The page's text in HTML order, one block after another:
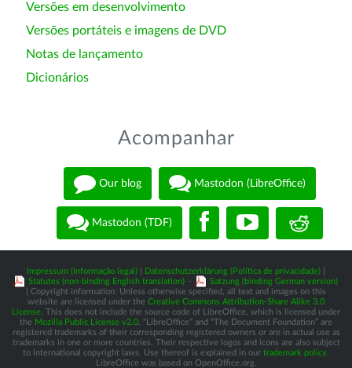
Versões em desenvolvimento
Versões portáteis e imagens de DVD
Notas de lançamento
Dicionários
Acompanhar
Our blog Mastodon (LibreOffice)
Mastodon (TDF)
Impressum (Informação legal) Datenschutzerklärung (Política de privacidade)
Statutes (non-binding English translation) -
Satzung (binding German version)
| Copyright information: Unless otherwise specified, all text and images on this
website are licensed under the Creative Commons Attribution-Share Alike 3.0
License . This does not include the source code of LibreOffice, which is licensed under
the Mozilla Public License v2.0 . “LibreOffice” and “The Document Foundation” are
registered trademarks of their corresponding registered owners or are in actual use as
trademarks in one or more countries. Their respective logos and icons are also subject
to international copyright laws. Use thereof is explained in our trademark policy
LibreOffice was based on OpenOffice.org.